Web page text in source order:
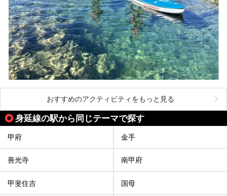
おすすめのアクティビティをもっと見る
身延線の駅から同じテーマで探す
甲府 金手
善光寺 南甲府
甲斐住吉 国母